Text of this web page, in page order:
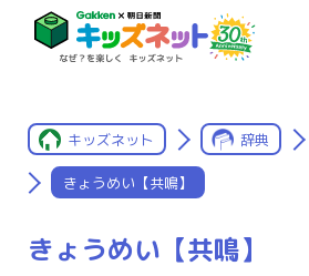
キッズネット 辞典
きょうめい【共鳴】
きょうめい【共鳴】